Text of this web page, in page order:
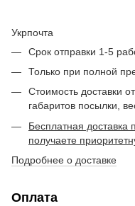
Укрпочта
Срок отправки 1-5
Только при полной
Стоимость доставки
габаритов посылки,
Бесплатная
получаете
Подробнее о доставке
Оплата